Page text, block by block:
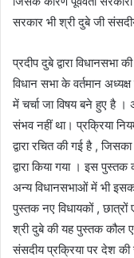
सरकार भी श्री दुबे जी
प्रदीप दुबे द्वारा विधानसभा
विधान सभा के वर्तमान
में चर्चा जा विषय बने हुए है ।
संभव नहीं था। प्रक्रिया
द्वारा रचित की गई है ,
द्वारा किया गया । इस
अन्य विधानसभाओं में भी
पुस्तक नए विधायकों , छात्रों
श्री दुबे की यह पुस्तक कौल
संसदीय प्रक्रिया पर देश